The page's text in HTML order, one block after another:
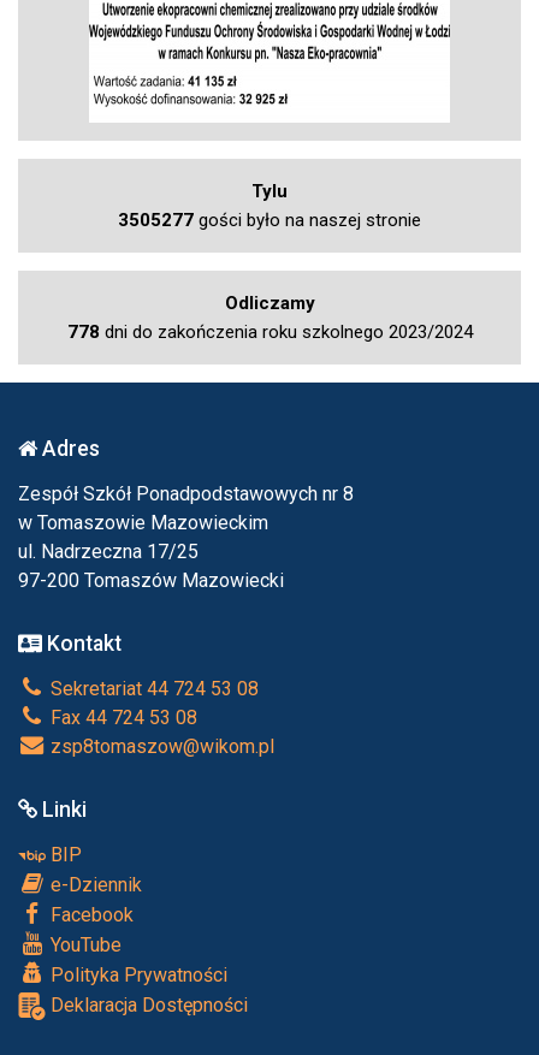
Tylu
3505277 gości było na naszej stronie
Odliczamy
778 dni do zakończenia roku szkolnego 2023/2024
Adres
Zespół Szkół Ponadpodstawowych nr 8
w Tomaszowie Mazowieckim
ul. Nadrzeczna 17/25
97-200 Tomaszów Mazowiecki
Kontakt
Sekretariat 44 724 53 08
Fax 44 724 53 08
zsp8tomaszow@wikom.pl
Linki
BIP
e-Dziennik
Facebook
YouTube
Polityka Prywatności
Deklaracja Dostępności